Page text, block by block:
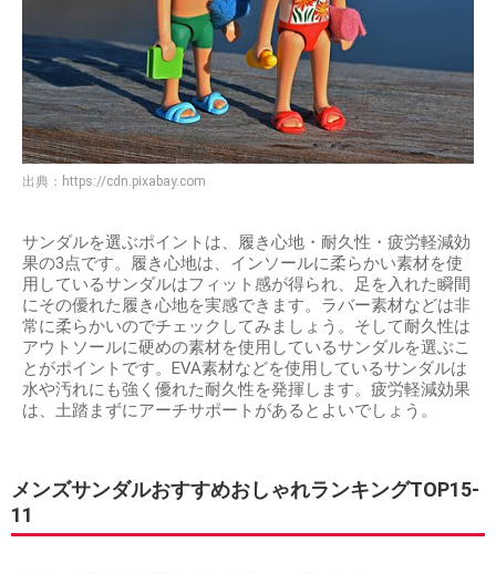
出典： https://cdn.pixabay.com
サンダルを選ぶポイントは、履き心地・耐久性・疲労軽減効
果の3点です。履き心地は、インソールに柔らかい素材を使
用しているサンダルはフィット感が得られ、足を入れた瞬間
にその優れた履き心地を実感できます。ラバー素材などは非
常に柔らかいのでチェックしてみましょう。そして耐久性は
アウトソールに硬めの素材を使用しているサンダルを選ぶこ
とがポイントです。EVA素材などを使用しているサンダルは
水や汚れにも強く優れた耐久性を発揮します。疲労軽減効果
は、土踏まずにアーチサポートがあるとよいでしょう。
メンズサンダルおすすめおしゃれランキングTOP15-
11